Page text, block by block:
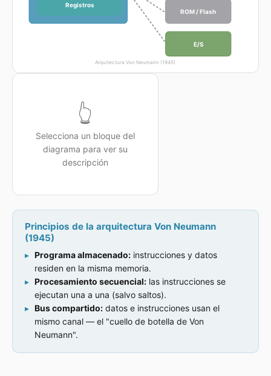
Registros
ROM / Flash
E/S
Arquitectura Von Neumann (1945)
👆
Selecciona un bloque del
diagrama para ver su
descripción
Principios de la arquitectura Von Neumann
(1945)
Programa almacenado: instrucciones y datos
residen en la misma memoria.
Procesamiento secuencial: las instrucciones se
ejecutan una a una (salvo saltos).
Bus compartido: datos e instrucciones usan el
mismo canal — el "cuello de botella de Von
Neumann".